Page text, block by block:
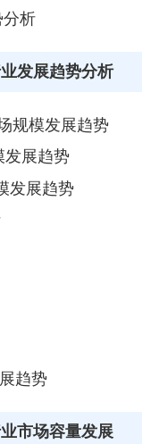
析
发展趋势分析
规模发展趋势
发展趋势
发展趋势
趋势
市场容量发展